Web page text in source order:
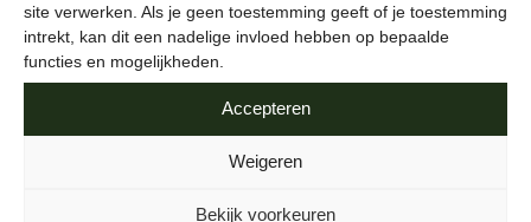
site verwerken. Als je geen toestemming geeft of je toestemming
intrekt, kan dit een nadelige invloed hebben op bepaalde
functies en mogelijkheden.
Accepteren
Weigeren
Bekijk voorkeuren
Schrijf je in voor onze nieuwsbrief om als eerste te lezen
over de leukste projecten en duurzame tips over hoe jij de
stad gezond kunt maken.